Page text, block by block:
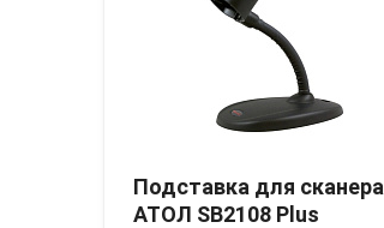
Подставка для сканера
АТОЛ SB2108 Plus